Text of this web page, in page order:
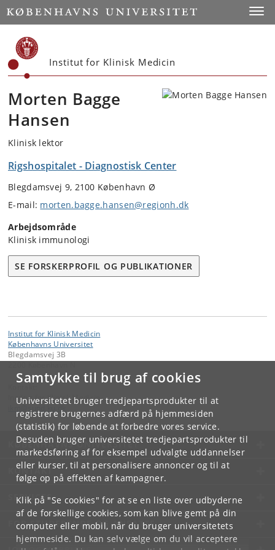
Samtykke til brug af cookies
Universitetet bruger tredjepartsprodukter til at
registrere brugernes adfærd på hjemmesiden
(statistik) for løbende at forbedre vores service.
Desuden bruger universitetet tredjepartsprodukter til
markedsføring af for eksempel udvalgte uddannelser
eller kurser, til at personalisere annoncer og til at
følge op på effekten af kampagner.
Klik på "Se cookies" for at se en liste over udbyderne
af de forskellige cookies, som kan blive gemt på din
computer eller mobil, når du bruger universitetets
hjemmeside. Du kan selv vælge om du vil acceptere
Start
Institut for Klinisk Medicin
Morten Bagge
Hansen
Klinisk lektor
Rigshospitalet - Diagnostisk Center
Blegdamsvej 9, 2100 København Ø
E-mail: morten.bagge.hansen@regionh.dk
Arbejdsområde
Klinisk immunologi
SE FORSKERPROFIL OG PUBLIKATIONER
Institut for Klinisk Medicin
Københavns Universitet
Blegdamsvej 3B
Institut for Klinisk Medicin
KØBENHAVNS UNIVERSITET
KONTAKT
SERVICES
FOR STUDERENDE OG ANSATTE